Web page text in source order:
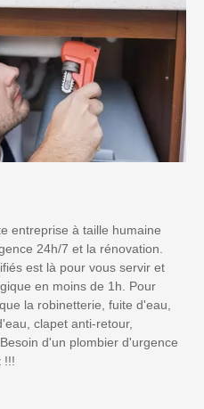
entreprise à taille humaine
24h/7 et la rénovation.
est là pour vous servir et
en moins de 1h. Pour
la robinetterie, fuite d'eau,
clapet anti-retour,
d'un plombier d'urgence
!!!